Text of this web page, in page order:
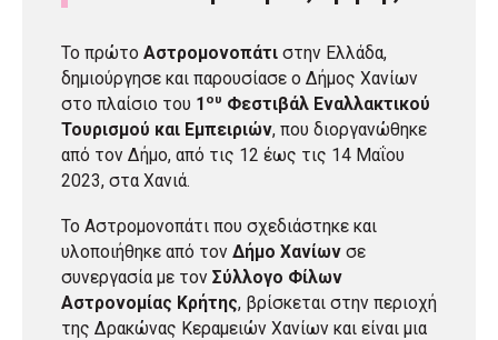
Το πρώτο Αστρομονοπάτι στην Ελλάδα,
δημιούργησε και παρουσίασε ο Δήμος Χανίων
στο πλαίσιο του 1 ου Φεστιβάλ Εναλλακτικού
Τουρισμού και Εμπειριών, που διοργανώθηκε
από τον Δήμο, από τις 12 έως τις 14 Μαΐου
2023, στα Χανιά.
Το Αστρομονοπάτι που σχεδιάστηκε και
υλοποιήθηκε από τον Δήμο Χανίων σε
συνεργασία με τον Σύλλογο Φίλων
Αστρονομίας Κρήτης, βρίσκεται στην περιοχή
της Δρακώνας Κεραμειών Χανίων και είναι μια